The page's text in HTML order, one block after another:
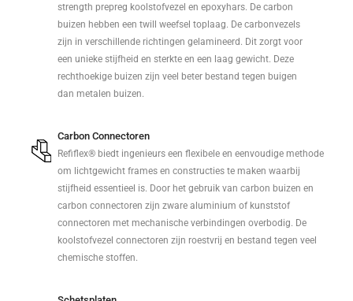
strength prepreg koolstofvezel en epoxyhars. De carbon
buizen hebben een twill weefsel toplaag. De carbonvezels
zijn in verschillende richtingen gelamineerd. Dit zorgt voor
een unieke stijfheid en sterkte en een laag gewicht. Deze
rechthoekige buizen zijn veel beter bestand tegen buigen
dan metalen buizen.
Carbon Connectoren
Refiflex® biedt ingenieurs een flexibele en eenvoudige methode
om lichtgewicht frames en constructies te maken waarbij
stijfheid essentieel is. Door het gebruik van carbon buizen en
carbon connectoren zijn zware aluminium of kunststof
connectoren met mechanische verbindingen overbodig. De
koolstofvezel connectoren zijn roestvrij en bestand tegen veel
chemische stoffen.